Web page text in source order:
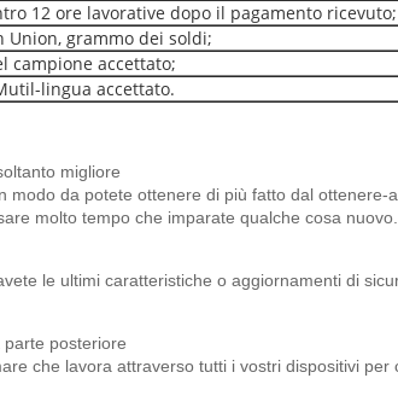
12 ore lavorative dopo il pagamento ricevuto;
Union, grammo dei soldi;
campione accettato;
lingua accettato.
migliore
modo da potete ottenere di più fatto dal
molto tempo che imparate qualche cosa nuovo.
le ultimi caratteristiche o aggiornamenti di
posteriore
che lavora attraverso tutti i vostri dispositivi per